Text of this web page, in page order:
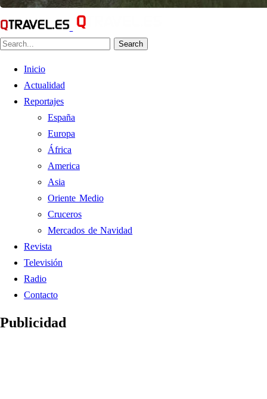
Search
Inicio
Actualidad
Reportajes
España
Europa
África
America
Asia
Oriente Medio
Cruceros
Mercados de Navidad
Revista
Televisión
Radio
Contacto
Publicidad